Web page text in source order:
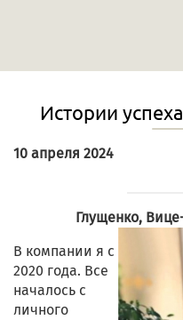
Истории
10 апреля 2024
Глущенко, Вице-
В компании я с
2020 года. Все
началось с
личного